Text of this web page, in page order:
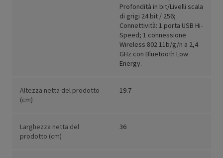
Profondità in bit/Livelli scala
di grigi 24 bit / 256;
Connettività: 1 porta USB Hi-
Speed; 1 connessione
Wireless 802.11b/g/n a 2,4
GHz con Bluetooth Low
Energy.
Altezza netta del prodotto
(cm)
19.7
Larghezza netta del
prodotto (cm)
36